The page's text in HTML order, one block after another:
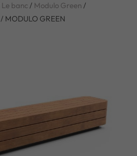
Le banc / Modulo Green /
/ MODULO GREEN